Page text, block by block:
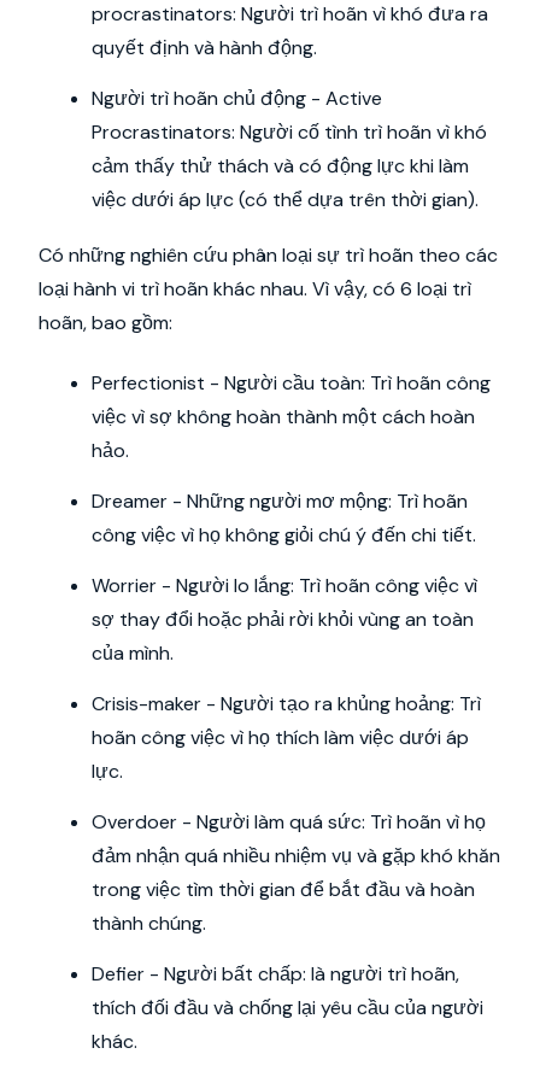
procrastinators: Người trì hoãn vì khó đưa ra
quyết định và hành động.
Người trì hoãn chủ động - Active
Procrastinators: Người cố tình trì hoãn vì khó
cảm thấy thử thách và có động lực khi làm
việc dưới áp lực (có thể dựa trên thời gian).
Có những nghiên cứu phân loại sự trì hoãn theo các
loại hành vi trì hoãn khác nhau. Vì vậy, có 6 loại trì
hoãn, bao gồm:
Perfectionist - Người cầu toàn: Trì hoãn công
việc vì sợ không hoàn thành một cách hoàn
hảo.
Dreamer - Những người mơ mộng: Trì hoãn
công việc vì họ không giỏi chú ý đến chi tiết.
Worrier - Người lo lắng: Trì hoãn công việc vì
sợ thay đổi hoặc phải rời khỏi vùng an toàn
của mình.
Crisis-maker - Người tạo ra khủng hoảng: Trì
hoãn công việc vì họ thích làm việc dưới áp
lực.
Overdoer - Người làm quá sức: Trì hoãn vì họ
đảm nhận quá nhiều nhiệm vụ và gặp khó khăn
trong việc tìm thời gian để bắt đầu và hoàn
thành chúng.
Defier - Người bất chấp: là người trì hoãn,
thích đối đầu và chống lại yêu cầu của người
khác.